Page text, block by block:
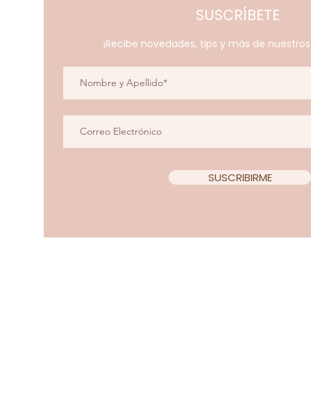
SUSCRÍBETE
¡Recibe novedades, tips y más de
SUSCRIBIRME